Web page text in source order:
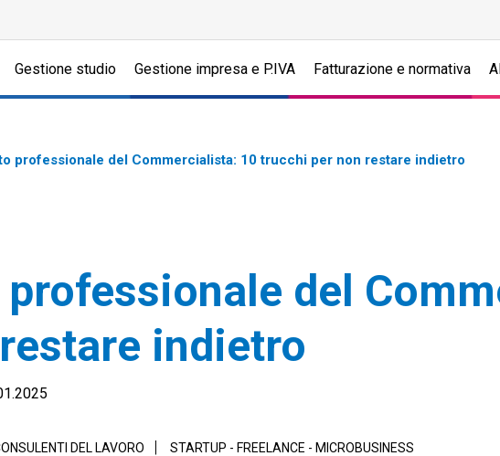
Gestione studio Gestione impresa e P.IVA Fatturazione e normativa
professionale del Commercialista: 10 trucchi per non restare indietro
del
indietro
DEL LAVORO STARTUP - FREELANCE - MICROBUSINESS